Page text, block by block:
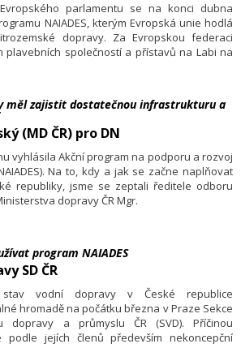
parlamentu se na konci dubna
NAIADES, kterým Evropská unie hodlá
dopravy. Za Evropskou federaci
plavebních společností a přístavů na Labi na
měl zajistit dostatečnou infrastrukturu a
(MD ČR) pro DN
vyhlásila Akční program na podporu a rozvoj
Na to, kdy a jak se začne naplňovat
republiky, jsme se zeptali ředitele odboru
dopravy ČR Mgr.
program NAIADES
SD ČR
stav vodní dopravy v České republice
hromadě na počátku března v Praze Sekce
dopravy a průmyslu ČR (SVD). Příčinou
podle jejích členů především nekoncepční